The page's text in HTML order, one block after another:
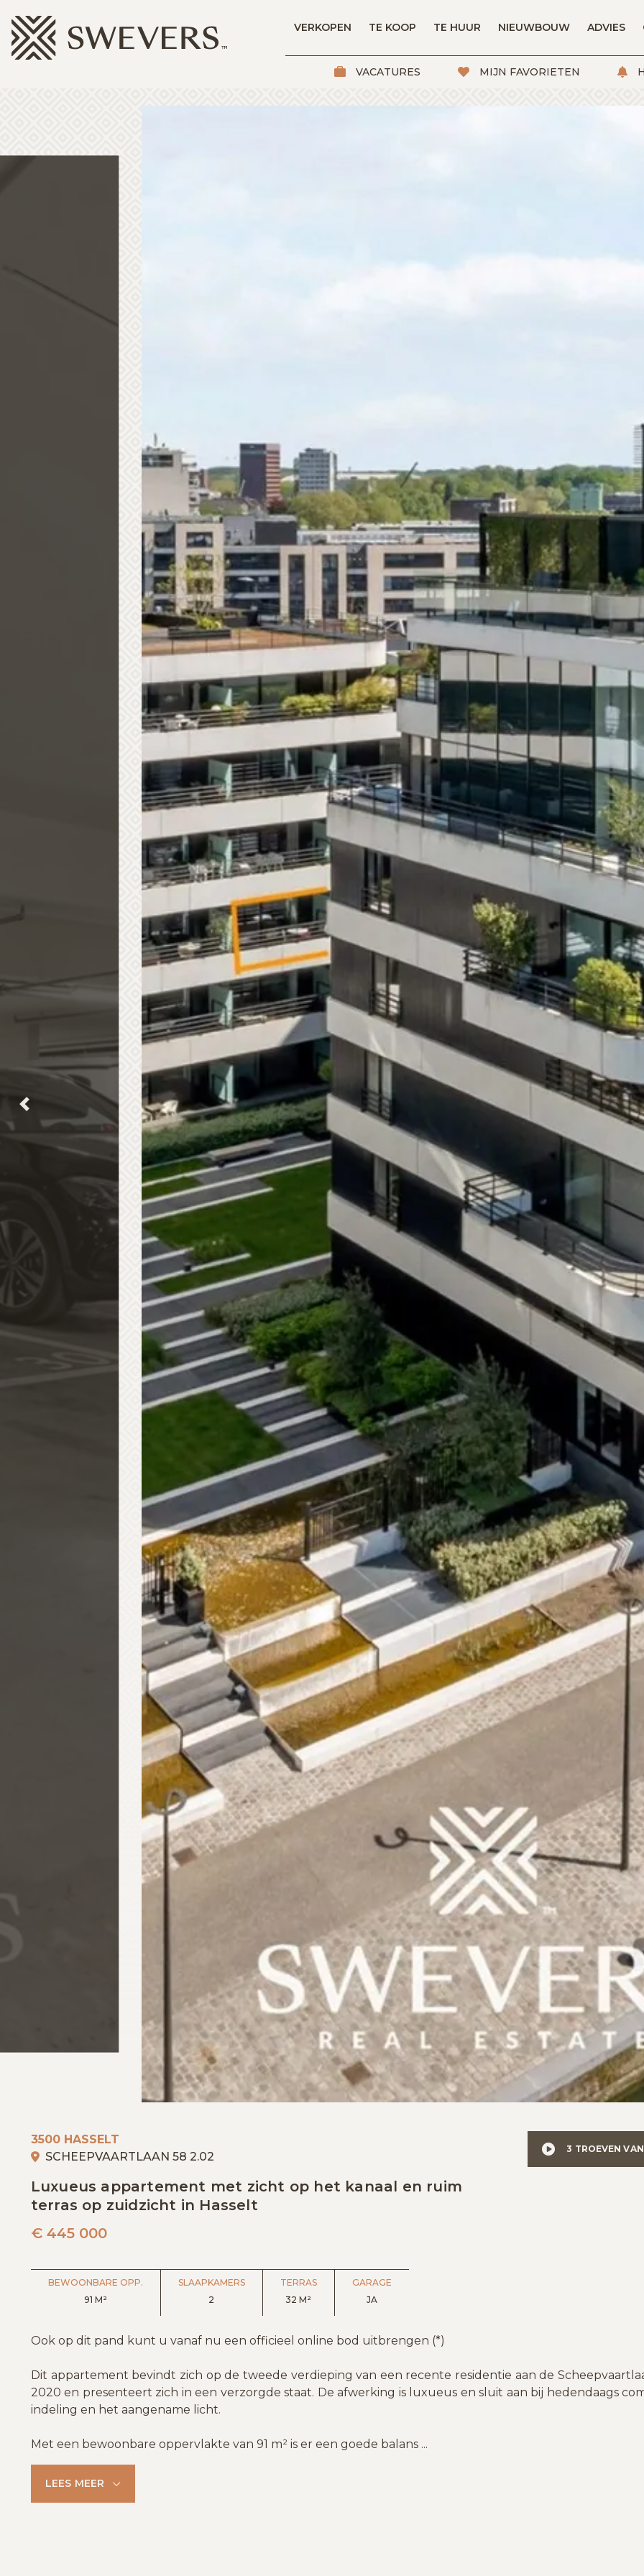
VACATURES MIJN FAVORIETEN
VERKOPEN TE KOOP TE HUUR NIEUWBOUW ADVIES
Previous
3500 HASSELT
SCHEEPVAARTLAAN 58 2.02
Luxueus appartement met zicht op het kanaal en ruim
terras op zuidzicht in Hasselt
€445 000
3 TROEVEN
BEWOONBARE OPP.
91 M²
SLAAPKAMERS
2
TERRAS
32 M²
GARAGE
JA
Ook op dit pand kunt u vanaf nu een officieel online bod uitbrengen (*)
Dit appartement bevindt zich op de tweede verdieping van een recente residentie aan de
2020 en presenteert zich in een verzorgde staat. De afwerking is luxueus en sluit aan bij hedendaags
indeling en het aangename licht.
Met een bewoonbare oppervlakte van 91 m² is er een goede balans ...
LEES MEER